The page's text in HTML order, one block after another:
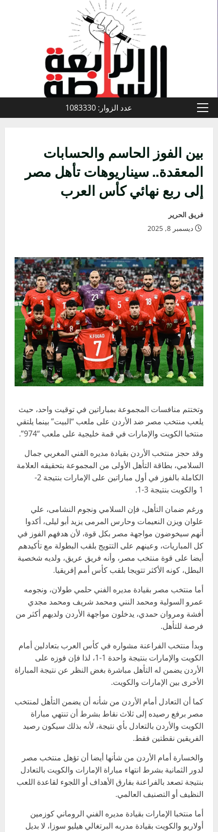
القائمة
عدد الزوار: 1083330
بين الفوز الحاسم والحسابات
المعقدة.. سيناريوهات تأهل مصر
إلى ربع نهائي كأس العرب
فريق الحرير
ديسمبر 8, 2025
وتختتم منافسات المجموعة بمباراتين في توقيت واحد، حيث
يلعب منتخب مصر ضد الأردن على ملعب “البيت” بينما يلتقي
منتخبا الكويت والإمارات في قمة خليجية على ملعب “974”.
وقد حجز منتخب الأردن بقيادة مديره الفني المغربي جمال
السلامي، بطاقة التأهل الأولى من المجموعة بتحقيقه العلامة
الكاملة بالفوز في أول مباراتين على الإمارات بنتيجة 2-
1 والكويت بنتيجة 3-1.
ورغم ضمان التأهل، فإن السلامي ونجوم النشامى، علي
علوان ويزن النعيمات وحارس المرمى يزيد أبو ليلى، أكدوا
أنهم سيخوضون مواجهة مصر بكل قوة، لأن هدفهم الفوز في
كل المباريات، وعينهم على التتويج بلقب البطولة مع تأكيدهم
أيضا على قوة منتخب مصر، وأنه فريق عريق، ولديه شخصية
البطل، كونه الأكثر تتويجا بلقب كأس أمم إفريقيا.
أما منتخب مصر بقيادة مديره الفني حلمي طولان، ونجومه
عمرو السولية ومحمد النني ومحمد شريف ومحمد مجدي
أفشة ومروان حمدي، يدخلون مواجهة الأردن ولديهم أكثر من
فرصة للتأهل.
وبدأ منتخب الفراعنة مشواره في كأس العرب بتعادلين أمام
الكويت والإمارات بنتيجة واحدة 1-1، لذا فإن فوزه على
الأردن يضمن له التأهل مباشرة بغض النظر عن نتيجة المباراة
الأخرى بين الإمارات والكويت.
كما أن التعادل أمام الأردن من شأنه أن يضمن التأهل لمنتخب
مصر برفع رصيده إلى ثلاث نقاط بشرط أن تنتهي مباراة
الكويت والأردن بالتعادل بأي نتيجة، لأنه بذلك سيكون رصيد
الفريقين نقطتين فقط.
والخسارة أمام الأردن من شأنها أيضا أن تؤهل منتخب مصر
لدور الثمانية بشرط انتهاء مباراة الإمارات والكويت بالتعادل
بنتيجة تصعد بالفراعنة بفارق الأهداف أو اللجوء لقاعدة اللعب
النظيف أو التصنيف العالمي.
أما منتخبا الإمارات بقيادة مديره الفني الروماني كوزمين
أولاريو والكويت بقيادة مدربه البرتغالي هيليو سوزا، لا بديل